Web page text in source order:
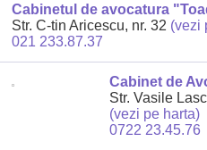
Cabinetul de avocatura
Str. C-tin Aricescu, nr. 32 (vezi
021 233.87.37
Cabinet de
Str. Vasile
(vezi pe harta)
0722 23.45.76